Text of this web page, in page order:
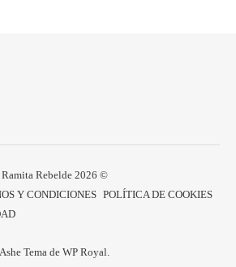
Ramita Rebelde 2026 ©
Y CONDICIONES POLÍTICA DE COOKIES
Ashe Tema de WP Royal.